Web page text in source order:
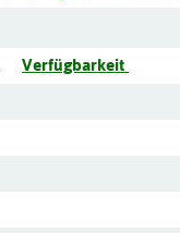
Verfügbarkeit